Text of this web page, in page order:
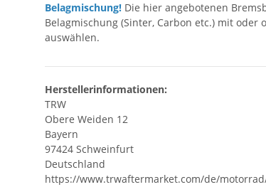
Belagmischung! Die hier angebotenen
Belagmischung (Sinter, Carbon etc.) mit
auswählen.
Herstellerinformationen:
TRW
Obere Weiden 12
Bayern
97424 Schweinfurt
Deutschland
https://www.trwaftermarket.com/de/